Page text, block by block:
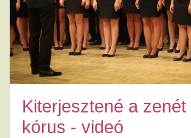
Kiterjesztené a zenét
kórus - videó